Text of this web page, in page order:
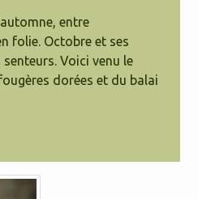
entre
folie. Octobre et ses
Voici venu le
dorées et du balai